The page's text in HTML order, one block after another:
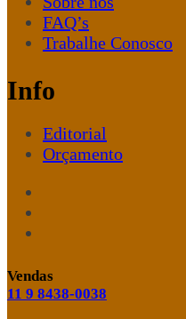
FAQ’s
Trabalhe Conosco
Info
Editorial
Orçamento
Vendas
11 9 8438-0038